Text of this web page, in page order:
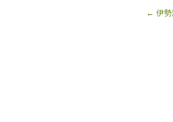
← 伊